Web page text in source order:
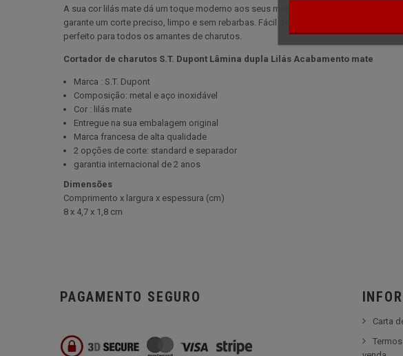
A sua cor lilás mate dá um toque moderno aos seus momentos de degustação de
garante um corte preciso, limpo e sem rebarbas. Fácil de segurar e simples de
perfeito para todos os amantes de charutos.
Cortador de charutos S.T. Dupont Lâmina dupla Lilás Acabamento mate
Marca : S.T. Dupont
Composição: metal e aço inoxidável
Cor : lilás mate
Entregue na sua embalagem original
Marca francesa de alta qualidade
2 opções de corte: standard e separador
garantia internacional de 2 anos
Dimensões
Comprimento x largura x espessura (cm)
8 x 4,7 x 1,8 cm
PAGAMENTO SEGURO
Carta